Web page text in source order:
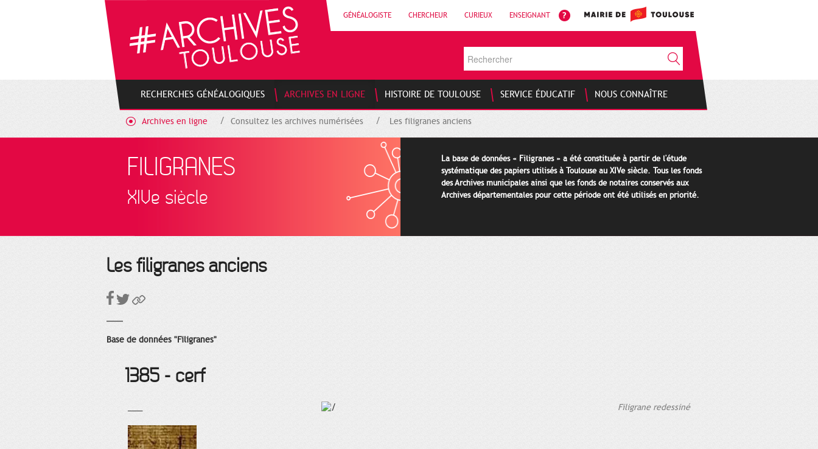
GÉNÉALOGISTE CHERCHEUR CURIEUX ENSEIGNANT
RECHERCHES GÉNÉALOGIQUES ARCHIVES EN LIGNE HISTOIRE DE TOULOUSE SERVICE ÉDUCATIF NOUS CONNAÎTRE
Archives en ligne Consultez les archives numérisées Les filigranes anciens
FILIGRANES
XIVe siècle
La base de données « Filigranes » a été constituée à partir de l'étude
systématique des papiers utilisés à Toulouse au XIVe siècle. Tous les fonds
des Archives municipales ainsi que les fonds de notaires conservés aux
Archives départementales pour cette période ont été utilisés en priorité.
Les filigranes anciens
Base de données "Filigranes"
1385 - cerf
Filigrane redessiné
Cookies management panel